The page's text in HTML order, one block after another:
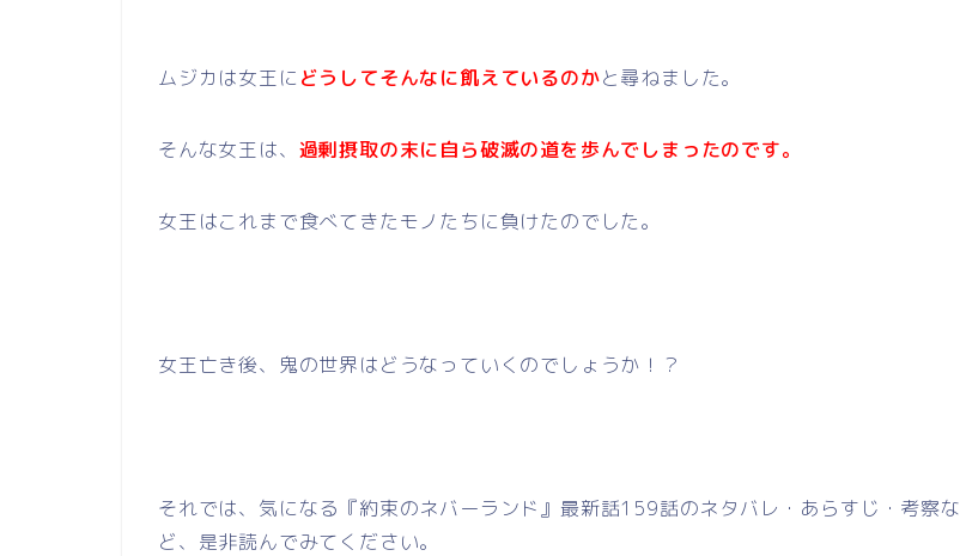
ムジカは女王に どうしてそんなに飢えているのかと尋ねました。
そんな女王は、 過剰摂取の末に自ら破滅の道を歩んでしまったのです。
女王はこれまで食べてきたモノたちに負けたのでした。
女王亡き後、鬼の世界はどうなっていくのでしょうか！？
それでは、気になる『約束のネバーランド』最新話159話のネタバレ・あらすじ・考察な
ど、是非読んでみてください。